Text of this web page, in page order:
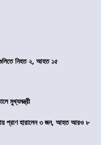
গুলিতে নিহত ২, আহত ১৫
মুখ্যমন্ত্রী
প্রাণ হারালেন ৩ জন, আহত আরও ৮